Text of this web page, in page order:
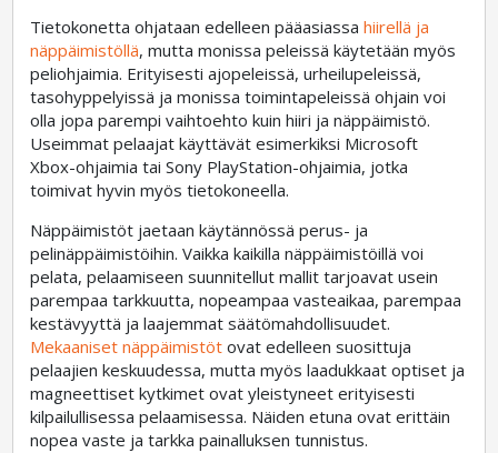
Tietokonetta ohjataan edelleen pääasiassahiirellä ja
näppäimistöllä, mutta monissa peleissä käytetään myös
peliohjaimia. Erityisesti ajopeleissä, urheilupeleissä,
tasohyppelyissä ja monissa toimintapeleissä ohjain voi
olla jopa parempi vaihtoehto kuin hiiri ja näppäimistö.
Useimmat pelaajat käyttävät esimerkiksi Microsoft
Xbox-ohjaimia tai Sony PlayStation-ohjaimia, jotka
toimivat hyvin myös tietokoneella.
Näppäimistöt jaetaan käytännössä perus- ja
pelinäppäimistöihin. Vaikka kaikilla näppäimistöillä voi
pelata, pelaamiseen suunnitellut mallit tarjoavat usein
parempaa tarkkuutta, nopeampaa vasteaikaa, parempaa
kestävyyttä ja laajemmat säätömahdollisuudet.
Mekaaniset näppäimistöt ovat edelleen suosittuja
pelaajien keskuudessa, mutta myös laadukkaat optiset ja
magneettiset kytkimet ovat yleistyneet erityisesti
kilpailullisessa pelaamisessa. Näiden etuna ovat erittäin
nopea vaste ja tarkka painalluksen tunnistus.